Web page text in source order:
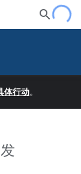
体行动。